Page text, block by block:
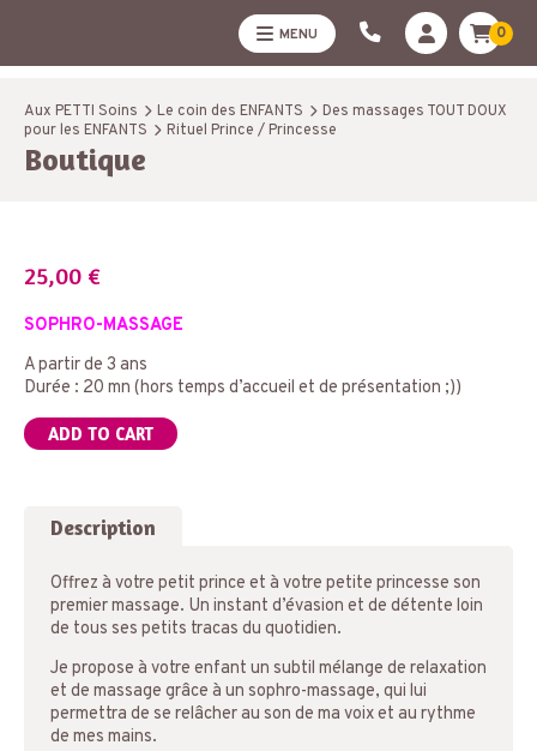
MENU 0
Aux PETTI Soins Le coin des ENFANTS
Des massages TOUT DOUX
pour les ENFANTS
Rituel Prince / Princesse
Boutique
25,00 €
SOPHRO-MASSAGE
A partir de 3 ans
Durée : 20 mn (hors temps d’accueil et de présentation ;))
ADD TO CART
Description
Offrez à votre petit prince et à votre petite princesse son
premier massage. Un instant d’évasion et de détente loin
de tous ses petits tracas du quotidien.
Je propose à votre enfant un subtil mélange de relaxation
et de massage grâce à un sophro-massage, qui lui
permettra de se relâcher au son de ma voix et au rythme
de mes mains.